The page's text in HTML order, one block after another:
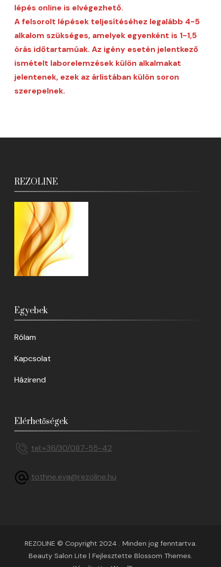
lépés online is elvégezhető.
A felsorolt lépések teljesítéséhez legalább 4-5
alkalom szükséges, amelyek egyenként is 1-1,5
órás időtartamúak. Az igény esetén jelentkező
ismételt laborelemzések külön alkalmakat
jelentenek, ezek az árlistában külön soron
szerepelnek.
REZOLINE
Egyebek
Rólam
Kapcsolat
Házirend
Elérhetőségek
tel:+36/30/087-55-42
tothne.eva@rezoline.hu
REZOLINE © Copyright 2024 . Minden jog fenntartva.
Beauty Salon Lite | Fejlesztette Blossom Themes.